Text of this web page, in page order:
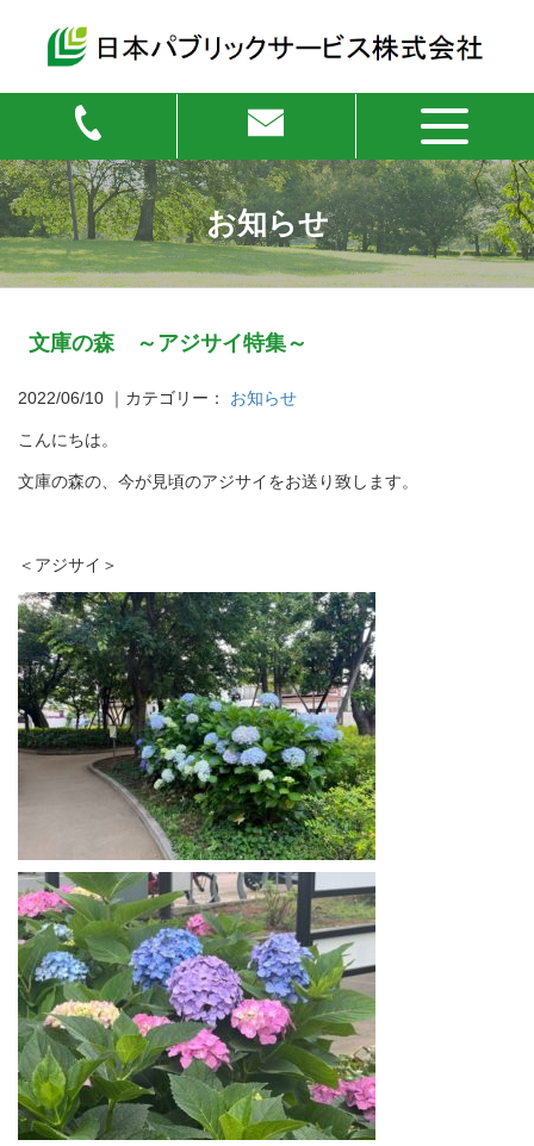
お知らせ
文庫の森 ～アジサイ特集～
2022/06/10 ｜カテゴリー： お知らせ
こんにちは。
文庫の森の、今が見頃のアジサイをお送り致します。
＜アジサイ＞